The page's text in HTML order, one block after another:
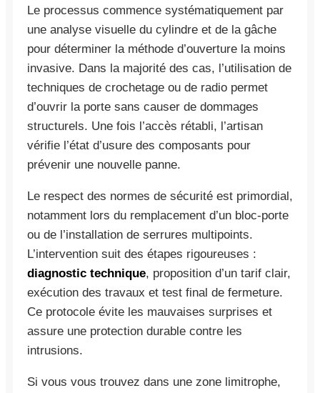
Le processus commence systématiquement par
une analyse visuelle du cylindre et de la gâche
pour déterminer la méthode d’ouverture la moins
invasive. Dans la majorité des cas, l’utilisation de
techniques de crochetage ou de radio permet
d’ouvrir la porte sans causer de dommages
structurels. Une fois l’accès rétabli, l’artisan
vérifie l’état d’usure des composants pour
prévenir une nouvelle panne.
Le respect des normes de sécurité est primordial,
notamment lors du remplacement d’un bloc-porte
ou de l’installation de serrures multipoints.
L’intervention suit des étapes rigoureuses :
diagnostic technique, proposition d’un tarif clair,
exécution des travaux et test final de fermeture.
Ce protocole évite les mauvaises surprises et
assure une protection durable contre les
intrusions.
Si vous vous trouvez dans une zone limitrophe,